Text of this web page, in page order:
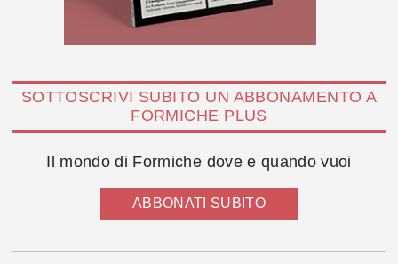
SOTTOSCRIVI SUBITO UN ABBONAMENTO A
FORMICHE PLUS
Il mondo di Formiche dove e quando vuoi
ABBONATI SUBITO